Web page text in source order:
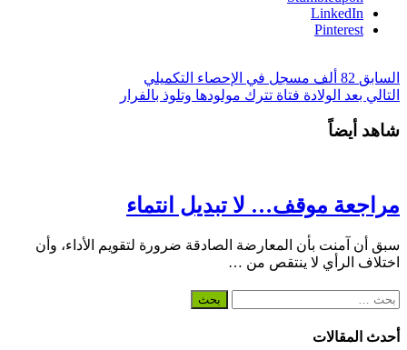
LinkedIn
Pinterest
السابق
التالي بعد الولادة فتاة تترك مولودها وتلوذ بالفرار
شاهد أيضاً
مراجعة موقف… لا تبديل انتماء
سبق أن آمنت بأن المعارضة الصادقة ضرورة لتقويم الأداء، وأن
اختلاف الرأي لا ينتقص من …
البحث
أحدث المقالات